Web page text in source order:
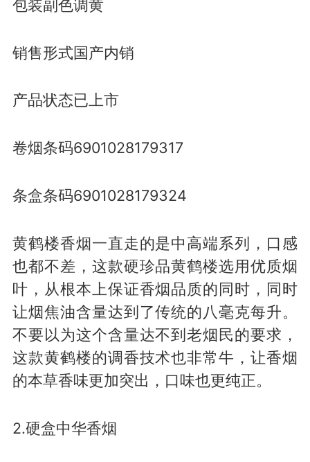
包装副色调黄
销售形式国产内销
产品状态已上市
卷烟条码6901028179317
条盒条码6901028179324
黄鹤楼香烟一直走的是中高端系列，口感
也都不差，这款硬珍品黄鹤楼选用优质烟
叶，从根本上保证香烟品质的同时，同时
让烟焦油含量达到了传统的八毫克每升。
不要以为这个含量达不到老烟民的要求，
这款黄鹤楼的调香技术也非常牛，让香烟
的本草香味更加突出，口味也更纯正。
2.硬盒中华香烟